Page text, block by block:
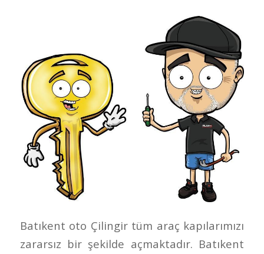
Batıkent oto Çilingir tüm araç kapılarımızı
zararsız bir şekilde açmaktadır. Batıkent